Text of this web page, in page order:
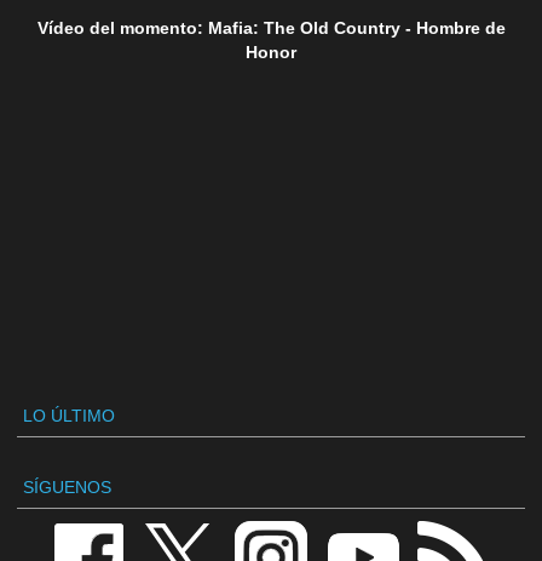
Vídeo del momento: Mafia: The Old Country - Hombre de
Honor
LO ÚLTIMO
SÍGUENOS